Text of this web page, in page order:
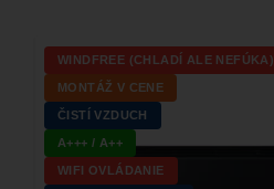
WINDFREE (CHLADÍ ALE NEFÚKA)
MONTÁŽ V CENE
ČISTÍ VZDUCH
A+++ / A++
WIFI OVLÁDANIE